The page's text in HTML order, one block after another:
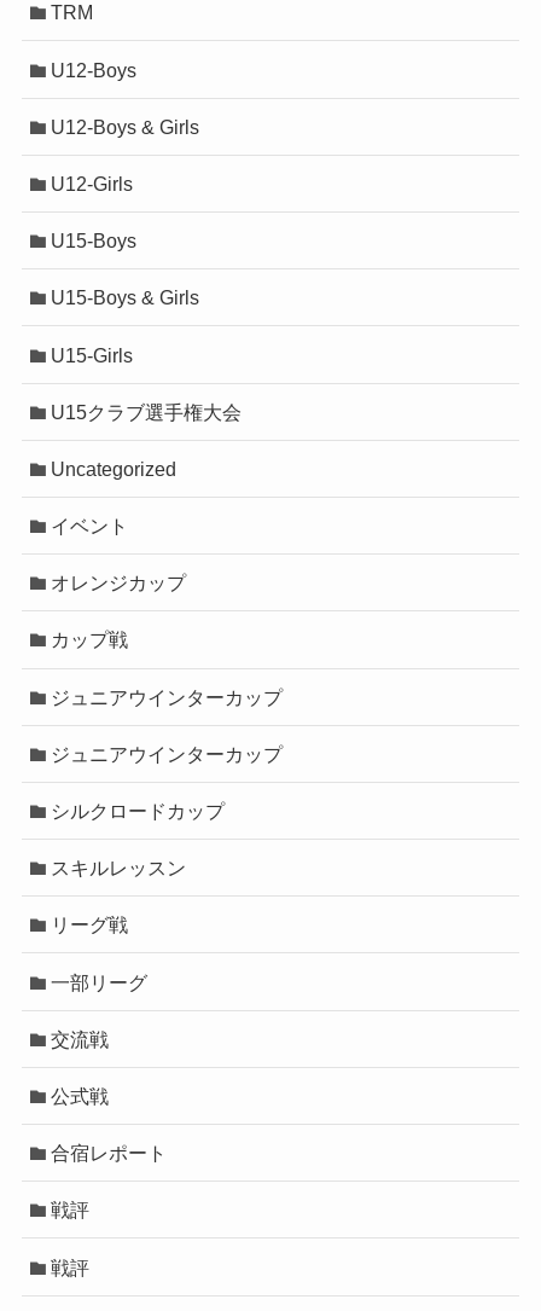
TRM
U12-Boys
U12-Boys & Girls
U12-Girls
U15-Boys
U15-Boys & Girls
U15-Girls
U15クラブ選手権大会
Uncategorized
イベント
オレンジカップ
カップ戦
ジュニアウインターカップ
ジュニアウインターカップ
シルクロードカップ
スキルレッスン
リーグ戦
一部リーグ
交流戦
公式戦
合宿レポート
戦評
戦評